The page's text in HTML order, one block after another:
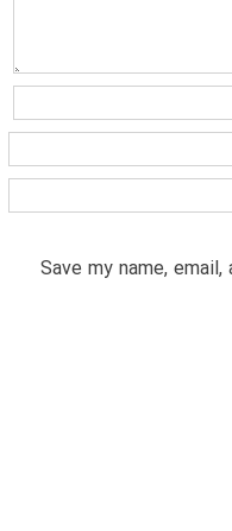
Save my name,